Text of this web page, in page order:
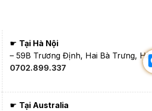
☛ Tại Hà Nội
– 59B Trương Định, Hai Bà Trưng,
0702.899.337
☛ Tại Australia